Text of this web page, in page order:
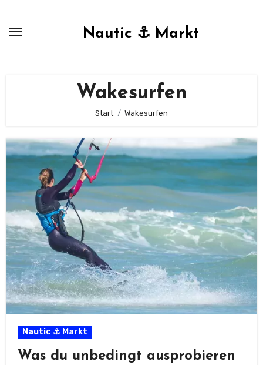
Nautic ⚓ Markt
Wakesurfen
Start Wakesurfen
Nautic ⚓ Markt
Was du unbedingt ausprobieren